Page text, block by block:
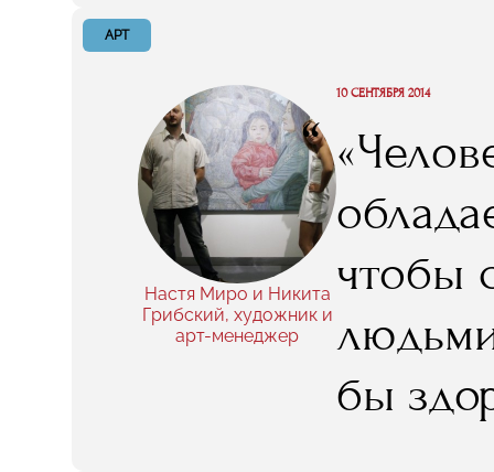
вот я
без
такое
АРТ
Настя Миро и Никита
Грибский, художник и
арт-менеджер
“
10 СЕНТЯБРЯ 2014
чтобы
бы